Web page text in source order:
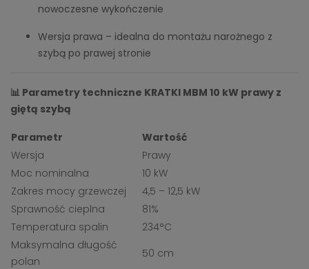
nowoczesne wykończenie
Wersja prawa – idealna do montażu narożnego z
szybą po prawej stronie
📊 Parametry techniczne KRATKI MBM 10 kW prawy z
giętą szybą
Parametr
Wartość
Wersja
Prawy
Moc nominalna
10 kW
Zakres mocy grzewczej
4,5 – 12,5 kW
Sprawność cieplna
81%
Temperatura spalin
234°C
Maksymalna długość
polan
50 cm